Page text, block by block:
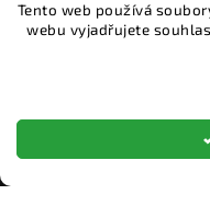
Tento web používá
webu vyjadřujete
• ŽIDNĚVES
| Židněves 67; 294 06